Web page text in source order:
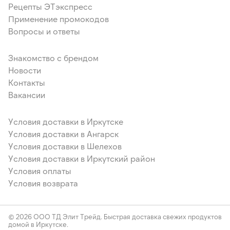
Рецепты ЭТэкспресс
Применение промокодов
Вопросы и ответы
Знакомство с брендом
Новости
Контакты
Вакансии
Условия доставки в Иркутске
Условия доставки в Ангарск
Условия доставки в Шелехов
Условия доставки в Иркутский район
Условия оплаты
Условия возврата
© 2026 ООО ТД Элит Трейд. Быстрая доставка свежих продуктов
домой в Иркутске.